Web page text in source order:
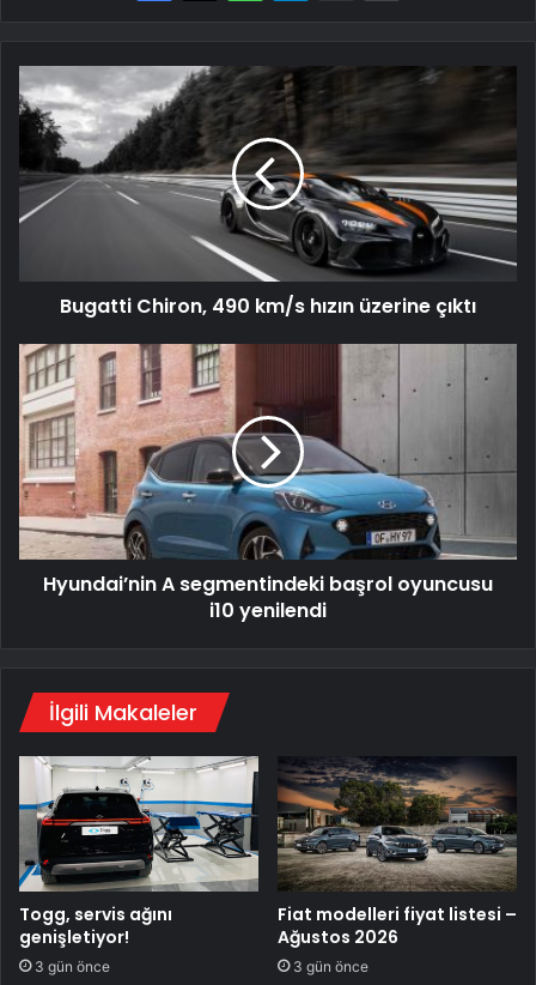
Chiron,
490
hızın
üzerine
çıktı
Bugatti Chiron, 490 km/s hızın üzerine çıktı
Hyundai’nin
A
segmentindeki
başrol
oyuncusu
i10
yenilendi
Hyundai’nin A segmentindeki başrol oyuncusu
i10 yenilendi
İlgili Makaleler
Togg, servis ağını
genişletiyor!
3 gün önce
Fiat modelleri fiyat listesi –
Ağustos 2026
3 gün önce